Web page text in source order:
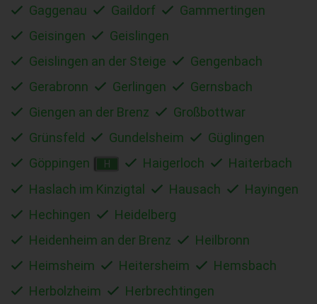
Gaggenau Gaildorf
Gammertingen
Geisingen
Geislingen
Geislingen an der Steige
Gengenbach
Gerabronn
Gerlingen
Gernsbach
Giengen an der Brenz
Großbottwar
Grünsfeld
Gundelsheim
Güglingen
Göppingen
H Haigerloch
Haiterbach
Haslach im Kinzigtal
Hausach
Hayingen
Hechingen
Heidelberg
Heidenheim an der Brenz
Heilbronn
Heimsheim
Heitersheim
Hemsbach
Herbolzheim
Herbrechtingen